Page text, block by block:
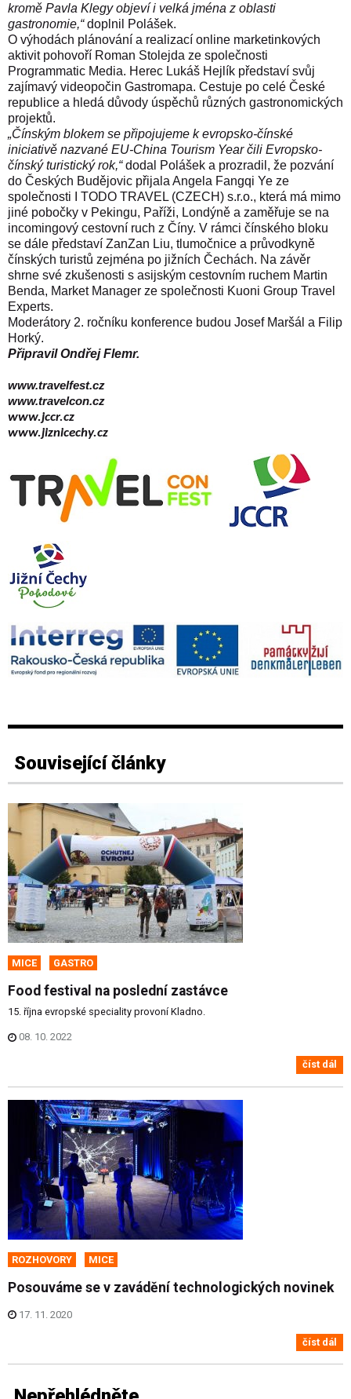
kromě Pavla Klegy objeví i velká jména z oblasti
gastronomie,“doplnil Polášek.
O výhodách plánování a realizací online marketinkových
aktivit pohovoří Roman Stolejda ze společnosti
Programmatic Media. Herec Lukáš Hejlík představí svůj
zajímavý videopočin Gastromapa. Cestuje po celé České
republice a hledá důvody úspěchů různých gastronomických
projektů.
„Čínským blokem se připojujeme k evropsko-čínské
iniciativě nazvané EU-China Tourism Year čili Evropsko-
čínský turistický rok,“dodal Polášek a prozradil, že pozvání
do Českých Budějovic přijala Angela Fangqi Ye ze
společnosti I TODO TRAVEL (CZECH) s.r.o., která má mimo
jiné pobočky v Pekingu, Paříži, Londýně a zaměřuje se na
incomingový cestovní ruch z Číny. V rámci čínského bloku
se dále představí ZanZan Liu, tlumočnice a průvodkyně
čínských turistů zejména po jižních Čechách. Na závěr
shrne své zkušenosti s asijským cestovním ruchem Martin
Benda, Market Manager ze společnosti Kuoni Group Travel
Experts.
Moderátory 2. ročníku konference budou Josef Maršál a Filip
Horký.
Připravil Ondřej Flemr.
www.travelfest.cz
www.travelcon.cz
www.jccr.cz
www.jiznicechy.cz
Související články
MICE GASTRO
Food festival na poslední zastávce
15. října evropské speciality provoní Kladno.
08. 10. 2022
číst dál
ROZHOVORY MICE
Posouváme se v zavádění technologických novinek
17. 11. 2020
číst dál